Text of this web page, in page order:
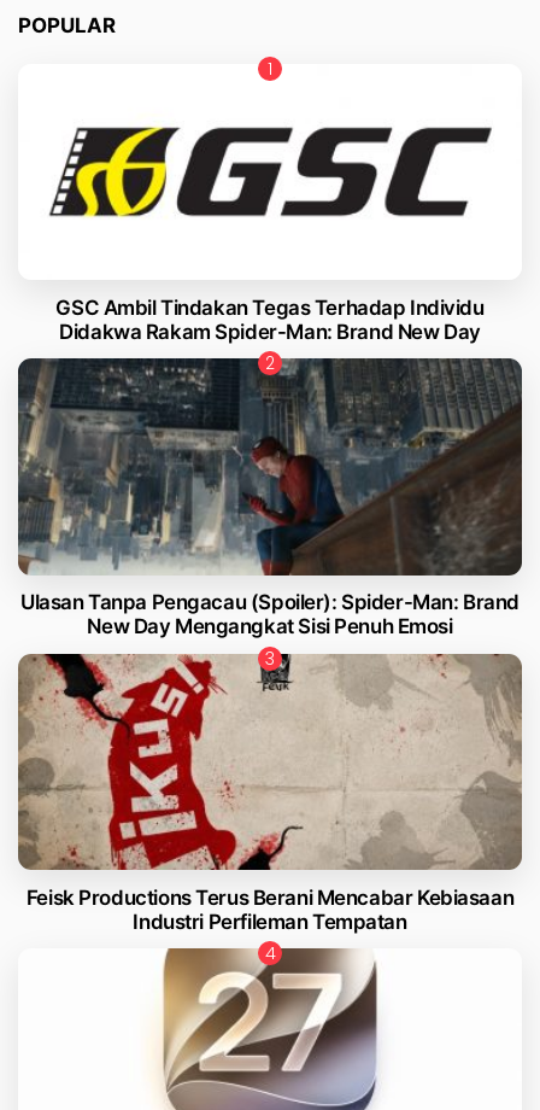
POPULAR
GSC Ambil Tindakan Tegas Terhadap Individu
Didakwa Rakam Spider-Man: Brand New Day
Ulasan Tanpa Pengacau (Spoiler): Spider-Man: Brand
New Day Mengangkat Sisi Penuh Emosi
Feisk Productions Terus Berani Mencabar Kebiasaan
Industri Perfileman Tempatan